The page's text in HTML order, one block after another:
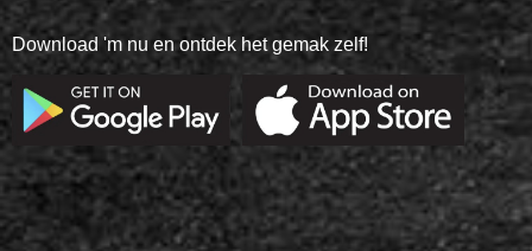
Download 'm nu en ontdek het gemak zelf!